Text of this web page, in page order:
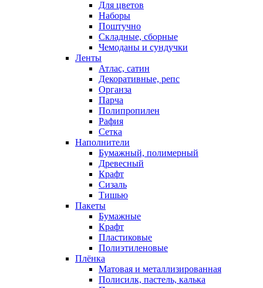
Для цветов
Наборы
Поштучно
Складные, сборные
Чемоданы и сундучки
Ленты
Атлас, сатин
Декоративные, репс
Органза
Парча
Полипропилен
Рафия
Сетка
Наполнители
Бумажный, полимерный
Древесный
Крафт
Сизаль
Тишью
Пакеты
Бумажные
Крафт
Пластиковые
Полиэтиленовые
Плёнка
Матовая и металлизированная
Полисилк, пастель, калька